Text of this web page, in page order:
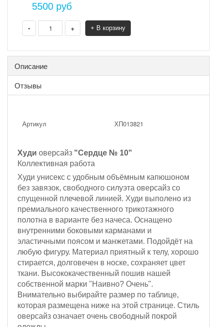
5500 руб
- + + В корзину
Описание
Отзывы
Артикул ХП013821
Худи оверсайз "Сердце № 10"
Коллективная работа
Худи унисекс с удобным объёмным капюшоном
без завязок, свободного силуэта оверсайз со
спущенной плечевой линией. Худи выполено из
премиального качественного трикотажного
полотна в варианте без начеса. Оснащено
внутренними боковыми карманами и
эластичными поясом и манжетами. Подойдёт на
любую фигуру. Материал приятный к телу, хорошо
стирается, долговечен в носке, сохраняет цвет
ткани. Высококачественный пошив нашей
собственной марки "Наивно? Очень".
Внимательно выбирайте размер по таблице,
которая размещена ниже на этой странице. Стиль
оверсайз означает очень свободный покрой